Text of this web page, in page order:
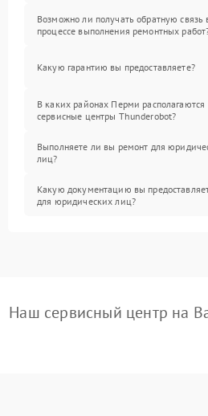
Возможно ли получать обратную связь
процессе выполнения ремонтных
Какую гарантию вы предоставляете?
В каких районах Перми располагаются
сервисные центры Thunderobot?
Выполняете ли вы ремонт для
лиц?
Какую документацию вы
для юридических лиц?
Наш сервисный центр на